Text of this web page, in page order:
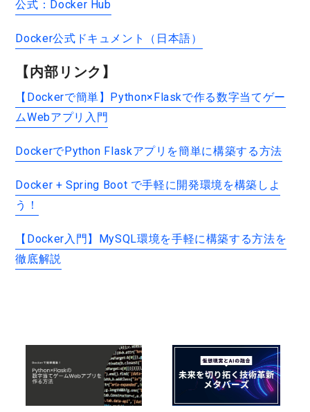
公式：Docker Hub
Docker公式ドキュメント（日本語）
【内部リンク】
【Dockerで簡単】Python×Flaskで作る数字当てゲー
ムWebアプリ入門
DockerでPython Flaskアプリを簡単に構築する方法
Docker + Spring Boot で手軽に開発環境を構築しよ
う！
【Docker入門】MySQL環境を手軽に構築する方法を
徹底解説